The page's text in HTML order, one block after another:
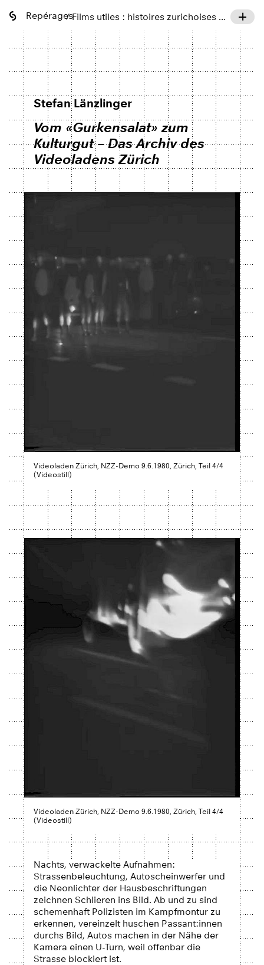
Repérages / Films utiles : histoires zurichoises de ville, de campagne, de cinéma
Stefan Länzlinger
Vom «Gurkensalat» zum
Kulturgut – Das Archiv des
Videoladens Zürich
Videoladen Zürich, NZZ-Demo 9.6.1980, Zürich, Teil 4/4
(Videostill)
Videoladen Zürich, NZZ-Demo 9.6.1980, Zürich, Teil 4/4
(Videostill)
Nachts, verwackelte Aufnahmen:
Strassenbeleuchtung, Autoscheinwerfer und
die Neonlichter der Hausbeschriftungen
zeichnen Schlieren ins Bild. Ab und zu sind
schemenhaft Polizisten im Kampfmontur zu
erkennen, vereinzelt huschen Passant:innen
durchs Bild, Autos machen in der Nähe der
Kamera einen U-Turn, weil offenbar die
Strasse blockiert ist.